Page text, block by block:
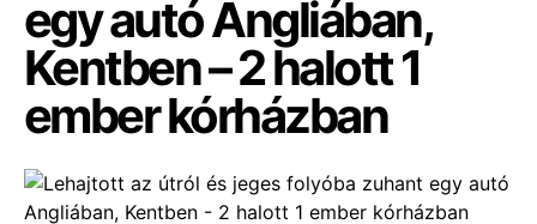
egy autó Angliában,
Kentben – 2 halott 1
ember kórházban